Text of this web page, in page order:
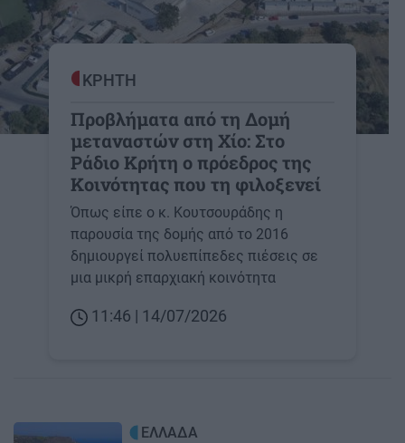
ΚΡΗΤΗ
Προβλήματα από τη Δομή
μεταναστών στη Χίο: Στο
Ράδιο Κρήτη ο πρόεδρος της
Κοινότητας που τη φιλοξενεί
Όπως είπε ο κ. Κουτσουράδης η
παρουσία της δομής από το 2016
δημιουργεί πολυεπίπεδες πιέσεις σε
μια μικρή επαρχιακή κοινότητα
11:46 | 14/07/2026
Image ΕΛΛΑΔΑ